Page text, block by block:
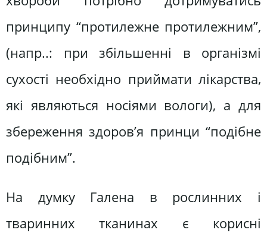
принципу “протилежне протилежним”,
(напр..: при збільшенні в організмі
сухості необхідно приймати лікарства,
які являються носіями вологи), а для
збереження здоров’я принци “подібне
подібним”.
На думку Галена в рослинних і
тваринних тканинах є корисні